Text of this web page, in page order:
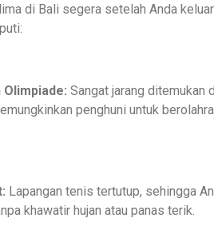
di Bali segera setelah Anda
Olimpiade: Sangat jarang ditemukan
penghuni untuk
Lapangan tenis tertutup, sehingga
khawatir hujan atau panas terik.